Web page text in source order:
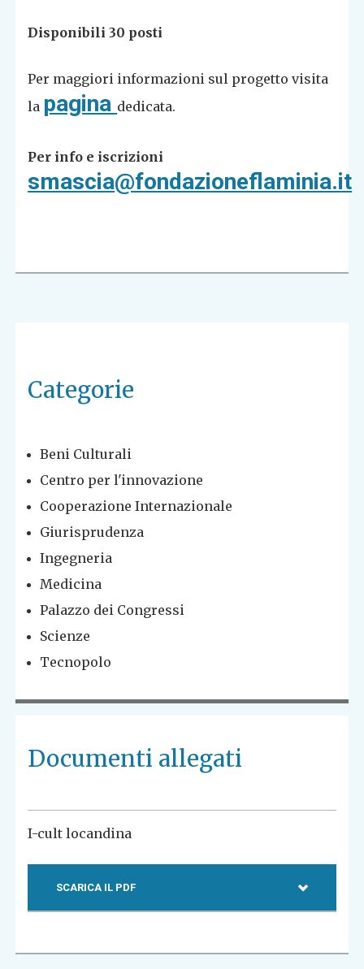
Disponibili 30 posti
Per maggiori informazioni sul progetto visita
la pagina dedicata.
Per info e iscrizioni
smascia@fondazioneflaminia.it
Categorie
Beni Culturali
Centro per l'innovazione
Cooperazione Internazionale
Giurisprudenza
Ingegneria
Medicina
Palazzo dei Congressi
Scienze
Tecnopolo
Documenti allegati
I-cult locandina
SCARICA IL PDF